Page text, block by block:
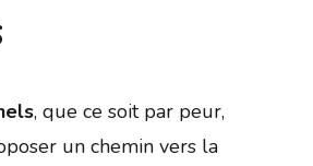
, que ce soit par peur,
un chemin vers la